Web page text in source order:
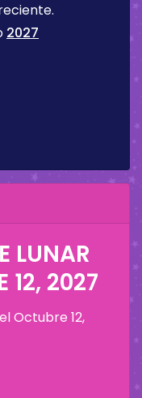
2027
LUNAR
12, 2027
Octubre 12,